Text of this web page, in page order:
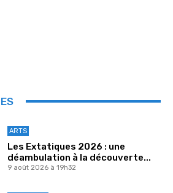
ARTS
Les Extatiques 2026 : une
déambulation à la découverte...
9 août 2026 à 19h32